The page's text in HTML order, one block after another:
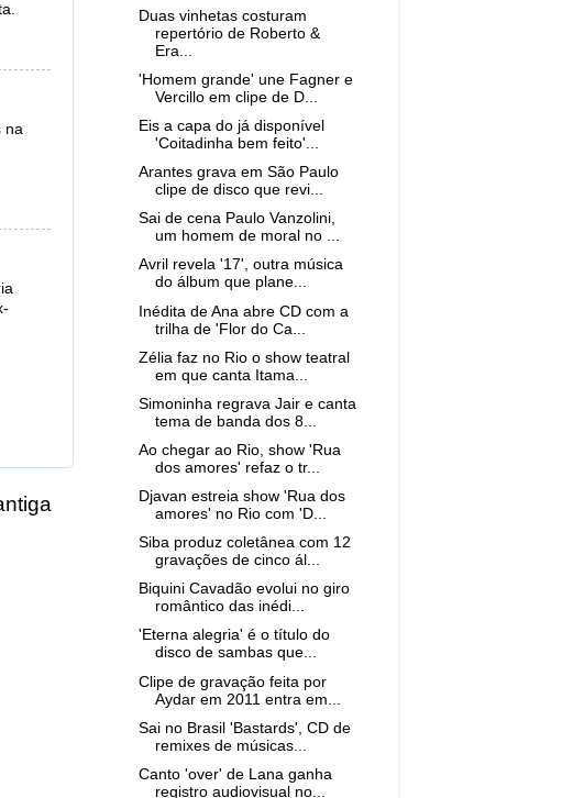
na
Duas vinhetas costuram
repertório de Roberto &
Era...
'Homem grande' une Fagner e
Vercillo em clipe de D...
Eis a capa do já disponível
'Coitadinha bem feito'...
Arantes grava em São Paulo
clipe de disco que revi...
Sai de cena Paulo Vanzolini,
um homem de moral no ...
Avril revela '17', outra música
do álbum que plane...
Inédita de Ana abre CD com a
trilha de 'Flor do Ca...
Zélia faz no Rio o show teatral
em que canta Itama...
Simoninha regrava Jair e canta
tema de banda dos 8...
Ao chegar ao Rio, show 'Rua
dos amores' refaz o tr...
Djavan estreia show 'Rua dos
amores' no Rio com 'D...
Siba produz coletânea com 12
gravações de cinco ál...
Biquini Cavadão evolui no giro
romântico das inédi...
'Eterna alegria' é o título do
disco de sambas que...
Clipe de gravação feita por
Aydar em 2011 entra em...
Sai no Brasil 'Bastards', CD de
remixes de músicas...
Canto 'over' de Lana ganha
registro audiovisual no...